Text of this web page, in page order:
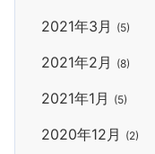
2021年3月 (5)
2021年2月 (8)
2021年1月 (5)
2020年12月 (2)